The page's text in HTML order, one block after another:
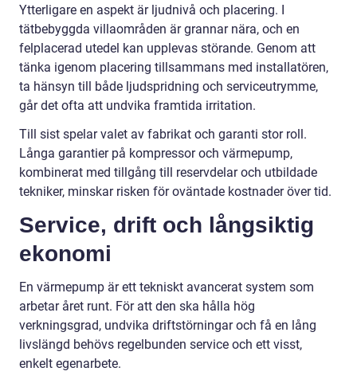
Ytterligare en aspekt är ljudnivå och placering. I
tätbebyggda villaområden är grannar nära, och en
felplacerad utedel kan upplevas störande. Genom att
tänka igenom placering tillsammans med installatören,
ta hänsyn till både ljudspridning och serviceutrymme,
går det ofta att undvika framtida irritation.
Till sist spelar valet av fabrikat och garanti stor roll.
Långa garantier på kompressor och värmepump,
kombinerat med tillgång till reservdelar och utbildade
tekniker, minskar risken för oväntade kostnader över tid.
Service, drift och långsiktig
ekonomi
En värmepump är ett tekniskt avancerat system som
arbetar året runt. För att den ska hålla hög
verkningsgrad, undvika driftstörningar och få en lång
livslängd behövs regelbunden service och ett visst,
enkelt egenarbete.